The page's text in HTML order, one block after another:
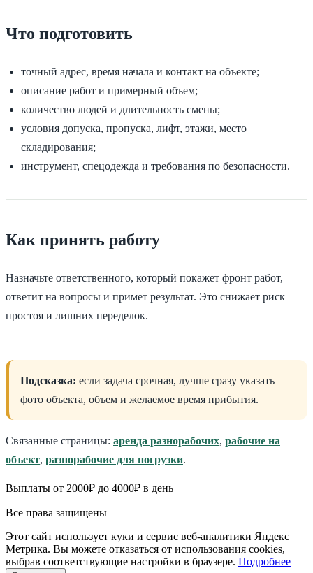
Что подготовить
точный адрес, время начала и контакт на объекте;
описание работ и примерный объем;
количество людей и длительность смены;
условия допуска, пропуска, лифт, этажи, место
складирования;
инструмент, спецодежда и требования по безопасности.
Как принять работу
Назначьте ответственного, который покажет фронт работ,
ответит на вопросы и примет результат. Это снижает риск
простоя и лишних переделок.
Подсказка: если задача срочная, лучше сразу указать
фото объекта, объем и желаемое время прибытия.
Связанные страницы: аренда разнорабочих, рабочие на
объект, разнорабочие для погрузки.
Выплаты от 2000₽ до 4000₽ в день
Все права защищены
Этот сайт использует куки и сервис веб-аналитики Яндекс
Метрика. Вы можете отказаться от использования cookies,
выбрав соответствующие настройки в браузере. Подробнее